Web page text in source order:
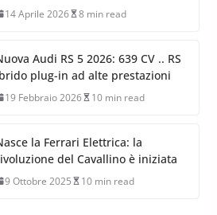
14 Aprile 2026 8 min read
Audi RS 5 2026: 639 CV .. RS
plug-in ad alte prestazioni
19 Febbraio 2026 10 min read
la Ferrari Elettrica: la
del Cavallino è iniziata
9 Ottobre 2025 10 min read